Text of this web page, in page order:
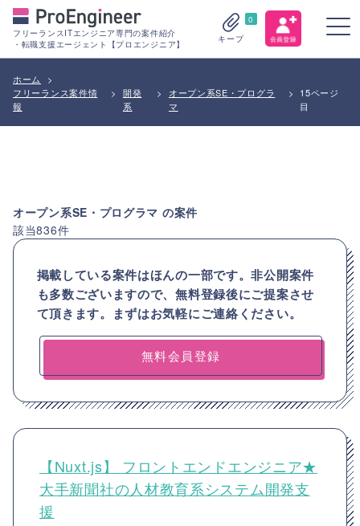
フリーランスITエンジニア専門の案件紹介
・転職支援エージェント【プロエンジニア】
0
キープ
ホーム
>
フリーランス案件情
報
>
開発
系
>
オープン系SE・プログラ
マ
>
15ページ
目
オープン系SE・プログラマ の案件
該当836件
掲載している案件はほんの一部です。非公開案件
も多数ございますので、無料登録後にご提案させ
て頂きます。まずはお気軽にご連絡ください。
無料会員登録
【Nuxt.js】 フロントエンドエンジニア★
大手新聞社の人材教育系システム開発支
援